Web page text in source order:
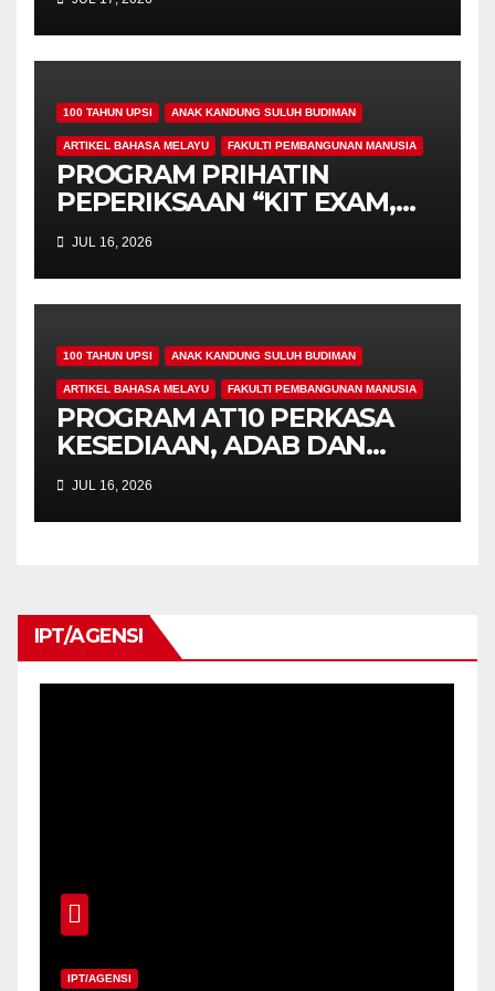
KEPRIHATINAN DAN
UKHUWAH MAHASISWA
PROGRAM PENDIDIKAN
KHAS
100 TAHUN UPSI ANAK KANDUNG SULUH BUDIMAN
ARTIKEL BAHASA MELAYU FAKULTI PEMBANGUNAN MANUSIA
PROGRAM PRIHATIN
PEPERIKSAAN “KIT EXAM,
MISI 4.00” SUNTIK
SEMANGAT DAN
KEPRIHATINAN BUAT
MAHASISWA AT10
JUL 16, 2026
100 TAHUN UPSI ANAK KANDUNG SULUH BUDIMAN
ARTIKEL BAHASA MELAYU FAKULTI PEMBANGUNAN MANUSIA
PROGRAM AT10 PERKASA
KESEDIAAN, ADAB DAN
PROFESIONALISME
MAHASISWA PROGRAM
PENDIDIKAN KHAS
GURU (PG) 2026
JUL 16, 2026
IPT/AGENSI
IPT/AGENSI